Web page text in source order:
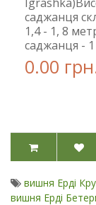
саджанця
1,4 - 1, 8
саджанця - 1
0.00
вишня Ерді
вишня Ерді